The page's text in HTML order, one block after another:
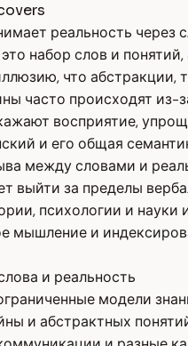
реальность через
набор слов и
что абстракции,
часто происходят из-
восприятие,
и его общая
между словами и
выйти за пределы
психологии и науки
мышление и
и реальность
модели
и абстрактных